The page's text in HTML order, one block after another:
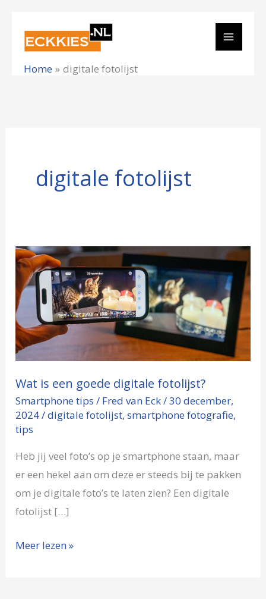
inhoud
Home digitale fotolijst
digitale fotolijst
Wat is een goede digitale fotolijst?
Smartphone tips / Fred van Eck/30 december,
2024/digitale fotolijst,smartphone fotografie,
tips
Heb jij veel foto’s op je smartphone staan, maar
er een hekel aan om deze er steeds bij te pakken
om je digitale foto’s te laten zien? Een digitale
fotolijst […]
Wat
is
een
goede
digitale
fotolijst?
Meer lezen »